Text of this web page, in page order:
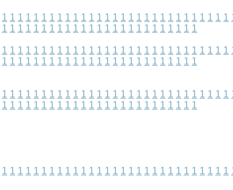
1 1 1 1 1 1 1 1 1 1 1 1 1 1 1 1 1 1 1 1 1 1 1 1 1 1 1 1 1
1 1 1 1 1 1 1 1 1 1 1 1 1 1 1 1 1 1 1 1 1 1 1 1 1
1 1 1 1 1 1 1 1 1 1 1 1 1 1 1 1 1 1 1 1 1 1 1 1 1 1 1 1 1
1 1 1 1 1 1 1 1 1 1 1 1 1 1 1 1 1 1 1 1 1 1 1 1 1
1 1 1 1 1 1 1 1 1 1 1 1 1 1 1 1 1 1 1 1 1 1 1 1 1 1 1 1 1
1 1 1 1 1 1 1 1 1 1 1 1 1 1 1 1 1 1 1 1 1 1 1 1 1
1 1 1 1 1 1 1 1 1 1 1 1 1 1 1 1 1 1 1 1 1 1 1 1 1 1 1 1 1